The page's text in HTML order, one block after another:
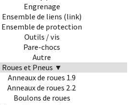
Engrenage
Ensemble de liens (link)
Ensemble de protection
Outils / vis
Pare-chocs
Autre
Roues et Pneus ▼
Anneaux de roues 1.9
Anneaux de roues 2.2
Boulons de roues